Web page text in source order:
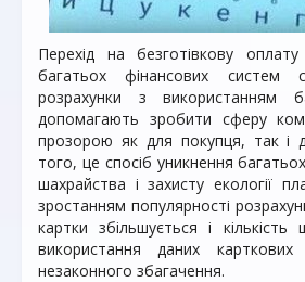
Перехід на безготівкову
багатьох фінансових систем
розрахунки з використанням
допомагають зробити сферу
прозорою як для покупця, так і
того, це спосіб уникнення
шахрайства і захисту екології
зростанням популярності
картки збільшується і кількість
використання даних карткових
незаконного збагачення.